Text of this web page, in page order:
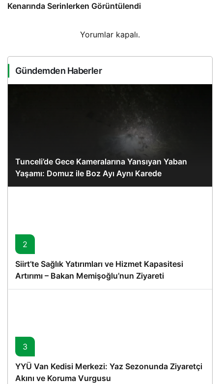
Kenarında Serinlerken Görüntülendi
Yorumlar kapalı.
Gündemden Haberler
Tunceli’de Gece Kameralarına Yansıyan Yaban
Yaşamı: Domuz ile Boz Ayı Aynı Karede
2
Siirt’te Sağlık Yatırımları ve Hizmet Kapasitesi
Artırımı – Bakan Memişoğlu’nun Ziyareti
3
YYÜ Van Kedisi Merkezi: Yaz Sezonunda Ziyaretçi
Akını ve Koruma Vurgusu